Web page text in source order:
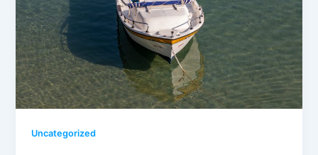
Uncategorized